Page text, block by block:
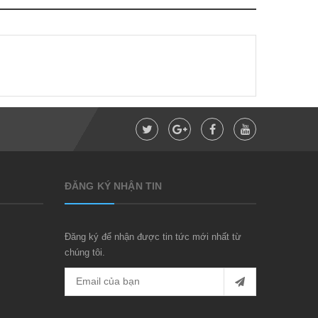
ĐĂNG KÝ NHẬN TIN
Đăng ký để nhận được tin tức mới nhất từ
chúng tôi.